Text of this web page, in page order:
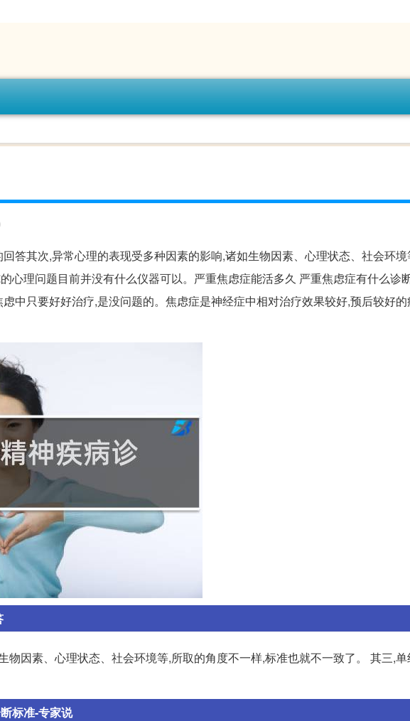
答其次,异常心理的表现受多种因素的影响,诸如生物因素、心理状态、社会环境
心理问题目前并没有什么仪器可以。严重焦虑症能活多久 严重焦虑症有什么诊
中只要好好治疗,是没问题的。焦虑症是神经症中相对治疗效果较好,预后较好的
物因素、心理状态、社会环境等,所取的角度不一样,标准也就不一致了。 其三,
标准-专家说